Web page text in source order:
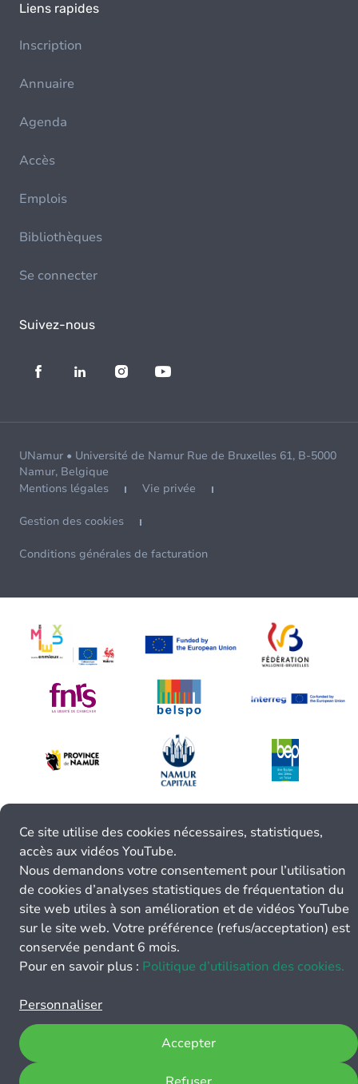
Liens rapides
Inscription
Annuaire
Agenda
Accès
Emplois
Bibliothèques
Se connecter
Suivez-nous
UNamur • Université de Namur Rue de Bruxelles 61, B-5000
Namur, Belgique
Mentions légales
Vie privée
Gestion des cookies
Conditions générales de facturation
Ce site utilise des cookies nécessaires, statistiques,
accès aux vidéos YouTube.
Nous demandons votre consentement pour l’utilisation
de cookies d’analyses statistiques de fréquentation du
site web utiles à son amélioration et de vidéos YouTube
sur le site web. Votre préférence (refus/acceptation) est
conservée pendant 6 mois.
Pour en savoir plus : Politique d’utilisation des cookies.
Personnaliser
Accepter